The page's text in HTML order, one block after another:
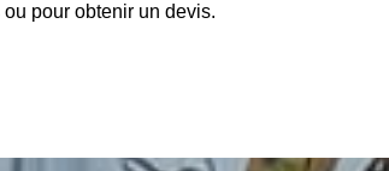
pour obtenir un devis.